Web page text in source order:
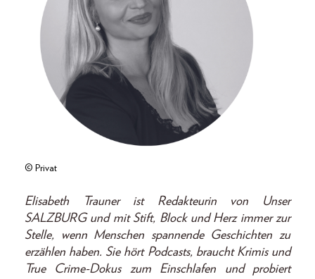
© Privat
Elisabeth Trauner ist Redakteurin von Unser
SALZBURG und mit Stift, Block und Herz immer zur
Stelle, wenn Menschen spannende Geschichten zu
erzählen haben. Sie hört Podcasts, braucht Krimis und
True Crime-Dokus zum Einschlafen und probiert